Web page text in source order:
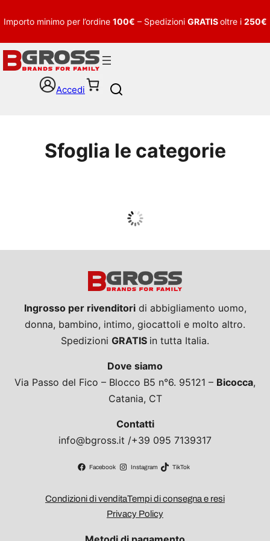
Importo minimo per l’ordine 100€ – Spedizioni GRATISoltre i 250€
Accedi
h
Sfoglia le categorie
Guarda tutto
Ingrosso per rivenditoridi abbigliamento uomo,
donna, bambino, intimo, giocattoli e molto altro.
Spedizioni GRATIS in tutta Italia.
Dove siamo
Via Passo del Fico – Blocco B5 n°6. 95121 – Bicocca,
Catania, CT
Contatti
info@bgross.it /+39 095 7139317
Facebook Instagram TikTok
Condizioni di venditaTempi di consegna e resi
Privacy Policy